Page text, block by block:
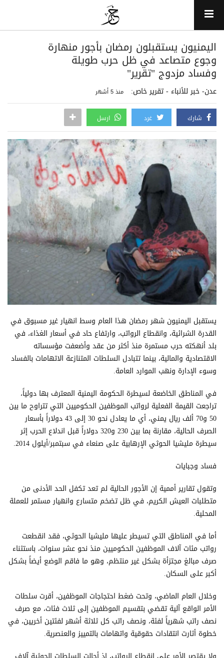
اليمنيون يستقبلون رمضان بأجور منهارة
وجوع متصاعد في ظل حرب طويلة
وفساد مزدوج "تقرير"
عدن- خبر للأنباء - تقرير خاص: منذ 5 أشهر
شارك غرد ارسل
يستقبل اليمنيون شهر رمضان هذا العام وسط انهيار غير مسبوق في
القدرة الشرائية، وانقطاع الرواتب، وارتفاع حاد في أسعار الغذاء، في
بلد أنهكته حرب مستمرة منذ أكثر من عقد وأضعفت مؤسساته
الاقتصادية والمالية، بينما تتبادل السلطات المتنازعة الاتهامات بالفساد
وسوء الإدارة ونهب الموارد العامة.
في المناطق الخاضعة لسيطرة الحكومة اليمنية المعترف بها دولياً،
تراجعت القيمة الفعلية لرواتب الموظفين الحكوميين التي تتراوح ما بين
50 و70 ألف ريال يمني، أي ما يعادل نحو 30 إلى 43 دولاراً بأسعار
الصرف الحالية، مقارنة بما بين 230 و320 دولاراً قبل اندلاع الحرب إثر
سيطرة مليشيا الحوثي الإرهابية على صنعاء في سبتمبر/أيلول 2014.
فساد وجبايات
وتقول تقارير أممية إن الأجور الحالية لم تعد تكفل الحد الأدنى من
متطلبات العيش الكريم، في ظل تضخم متسارع وانهيار مستمر للعملة
المحلية.
أما في المناطق التي تسيطر عليها مليشيا الحوثي، فقد انقطعت
رواتب مئات آلاف الموظفين الحكوميين منذ نحو عشر سنوات، باستثناء
صرف مبالغ مجتزأة بشكل غير منتظم، وهو ما فاقم الوضع أيضاً بشكل
أكبر على السكان.
وخلال العام الماضي، وتحت ضغط احتجاجات الموظفين، أقرت سلطات
الأمر الواقع آلية تقضي بتقسيم الموظفين إلى ثلاث فئات، مع صرف
نصف راتب شهرياً لفئة، ونصف راتب كل ثلاثة أشهر لفئتين أخريين، في
خطوة أثارت انتقادات حقوقية واتهامات بالتمييز والعنصرية.